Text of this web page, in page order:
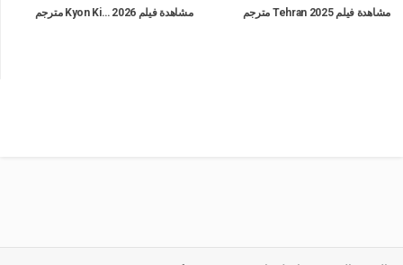
مشاهدة فيلم Tehran 2025 مترجم مشاهدة فيلم Kyon Ki… 2026 مترجم